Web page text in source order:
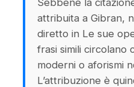
Sebbene la
attribuita a Gibran,
diretto in Le sue
frasi simili circolano
moderni o aforismi
L’attribuzione è